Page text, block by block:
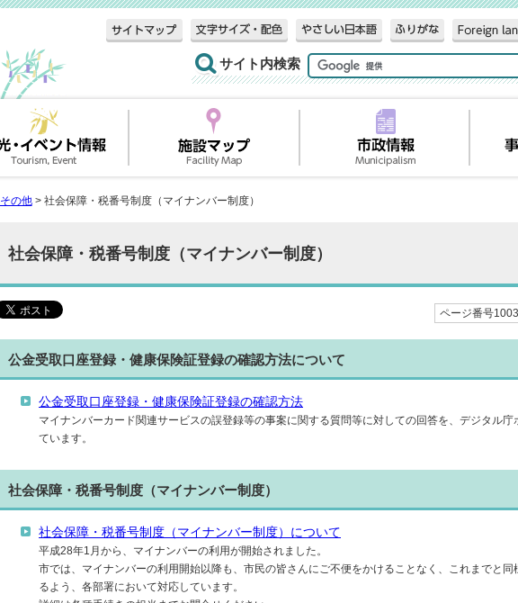
サイト内検索
その他> 社会保障・税番号制度（マイナンバー制度）
社会保障・税番号制度（マイナンバー制度）
ページ番号
公金受取口座登録・健康保険証登録の確認方法について
公金受取口座登録・健康保険証登録の確認方法
マイナンバーカード関連サービスの誤登録等の事案に関する質問等に対しての回答を、デジタル庁
ています。
社会保障・税番号制度（マイナンバー制度）
社会保障・税番号制度（マイナンバー制度）について
平成28年1月から、マイナンバーの利用が開始されました。
市では、マイナンバーの利用開始以降も、市民の皆さんにご不便をかけることなく、これまでと同
るよう、各部署において対応しています。